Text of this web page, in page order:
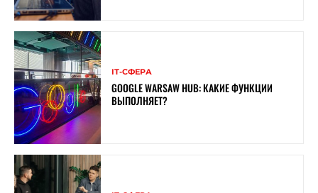
ІТ-СФЕРА
GOOGLE WARSAW HUB: КАКИЕ ФУНКЦИИ
ВЫПОЛНЯЕТ?